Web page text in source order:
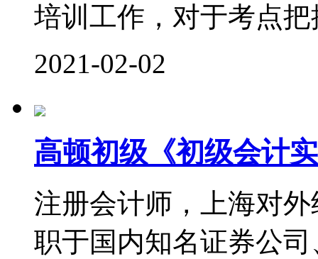
培训工作，对于考点
2021-02-02
高顿初级《初级会计
注册会计师，上海对
职于国内知名证券公